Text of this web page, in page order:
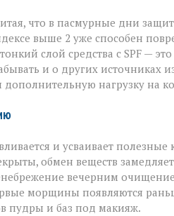
что в пасмурные дни
выше 2 уже способен
слой средства с SPF —
и о других источниках
дополнительную нагрузку на
и усваивает
обмен веществ
вечерним
морщины появляются
пудры и баз под макияж.